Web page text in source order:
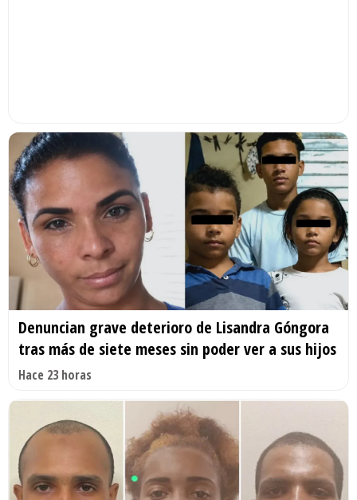
Denuncian grave deterioro de Lisandra Góngora
tras más de siete meses sin poder ver a sus hijos
Hace 23 horas